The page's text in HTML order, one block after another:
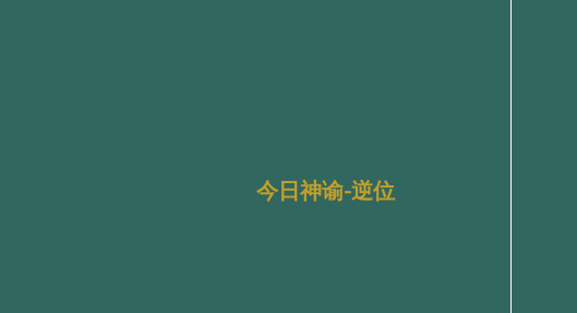
今日神谕-逆位